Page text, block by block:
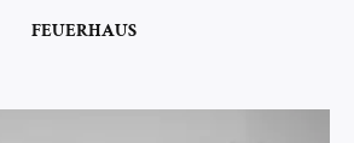
FEUERHAUS